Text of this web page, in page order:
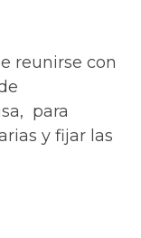
reunirse con
para
y fijar las